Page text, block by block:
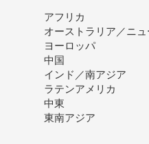
アフリカ
オーストラリア／ニ
ヨーロッパ
中国
インド／南アジア
ラテンアメリカ
中東
東南アジア